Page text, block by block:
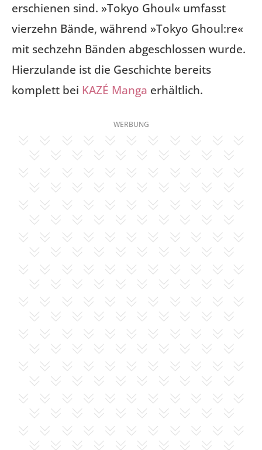
erschienen sind. »Tokyo Ghoul« umfasst
vierzehn Bände, während »Tokyo Ghoul:re«
mit sechzehn Bänden abgeschlossen wurde.
Hierzulande ist die Geschichte bereits
komplett bei KAZÉ Manga erhältlich.
WERBUNG